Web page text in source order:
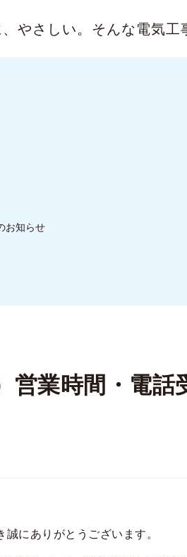
やさしい。 そんな電気工
お知らせ
営業時間・電話
にありがとうございます。